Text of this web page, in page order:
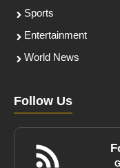
Sports
Entertainment
World News
Follow Us